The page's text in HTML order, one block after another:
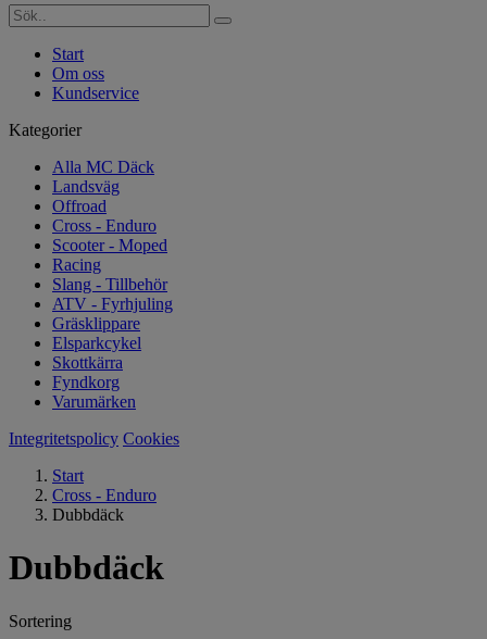
Start
Om oss
Kundservice
Kategorier
Alla MC Däck
Landsväg
Offroad
Cross - Enduro
Scooter - Moped
Racing
Slang - Tillbehör
ATV - Fyrhjuling
Gräsklippare
Elsparkcykel
Skottkärra
Fyndkorg
Varumärken
Integritetspolicy Cookies
Start
Cross - Enduro
Dubbdäck
Dubbdäck
Sortering